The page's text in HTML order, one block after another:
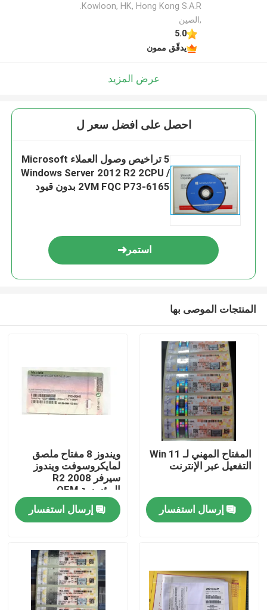
منتجات
أشرطة فيديو
,الصين
5.0
يدقّق ممون
عرض المزيد
احصل على افضل سعر ل
5 تراخيص وصول العملاء Microsoft
Windows Server 2012 R2 2CPU /
2VM FQC P73-6165 بدون قيود
استمر
المنتجات الموصى بها
المفتاح المهني لـ Win 11
التفعيل عبر الإنترنت
إرسال استفسار
ويندوز 8 مفتاح ملصق
لمايكروسوفت ويندوز
سيرفر 2008 R2
المؤسسة OEM
إرسال استفسار